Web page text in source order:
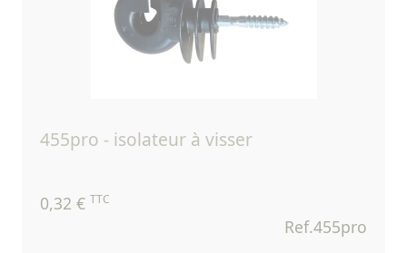
455pro - isolateur à visser
0,32 € TTC
Ref.455pro